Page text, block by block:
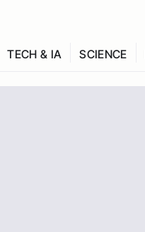
TECH & IA SCIENCE